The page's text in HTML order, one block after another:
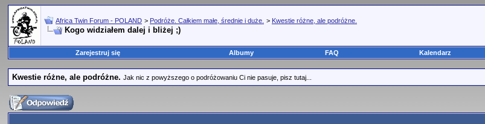
Africa Twin Forum - POLAND > Podróże. Całkiem małe, średnie i duże. > Kwestie różne, ale podróżne.
Kogo widziałem dalej i bliżej ;)
Zarejestruj się Albumy FAQ Kalendarz
Kwestie różne, ale podróżne. Jak nic z powyższego o podróżowaniu Ci nie pasuje, pisz tutaj...